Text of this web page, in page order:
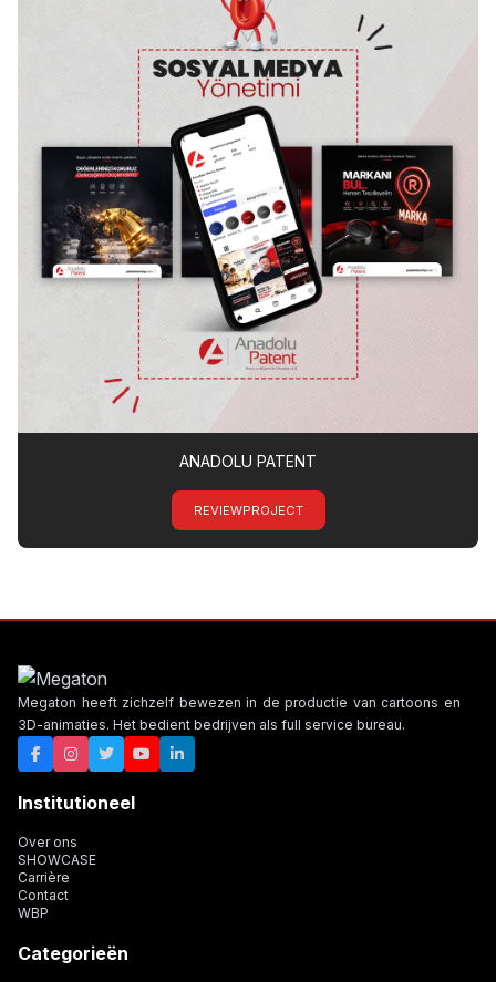
ANADOLU PATENT
REVIEWPROJECT
Megaton heeft zichzelf bewezen in de productie van cartoons en
3D-animaties. Het bedient bedrijven als full service bureau.
Institutioneel
Over ons
SHOWCASE
Carrière
Contact
WBP
Categorieën